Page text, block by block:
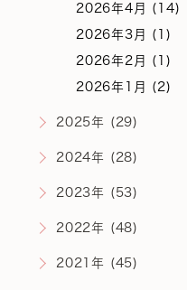
2026年4月 (14)
2026年3月 (1)
2026年2月 (1)
2026年1月 (2)
2025年 (29)
2024年 (28)
2023年 (53)
2022年 (48)
2021年 (45)